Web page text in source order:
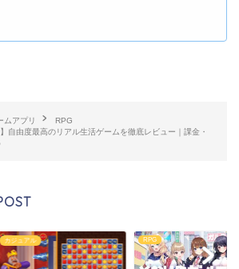
ムアプリ
RPG
自由度最高のリアル生活ゲームを徹底レビュー｜課金・
カジュアル RPG